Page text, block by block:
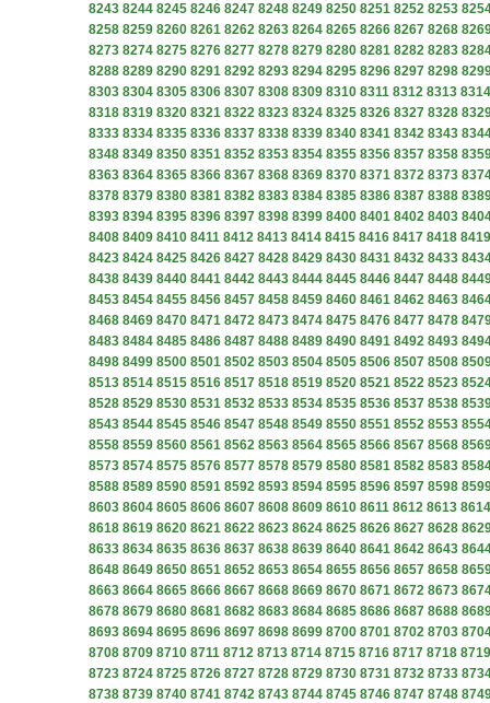
8243 8244 8245 8246 8247 8248 8249 8250 8251 8252 8253
8258 8259 8260 8261 8262 8263 8264 8265 8266 8267 8268
8273 8274 8275 8276 8277 8278 8279 8280 8281 8282 8283
8288 8289 8290 8291 8292 8293 8294 8295 8296 8297 8298
8303 8304 8305 8306 8307 8308 8309 8310 8311 8312 8313 8314
8318 8319 8320 8321 8322 8323 8324 8325 8326 8327 8328
8333 8334 8335 8336 8337 8338 8339 8340 8341 8342 8343
8348 8349 8350 8351 8352 8353 8354 8355 8356 8357 8358
8363 8364 8365 8366 8367 8368 8369 8370 8371 8372 8373
8378 8379 8380 8381 8382 8383 8384 8385 8386 8387 8388
8393 8394 8395 8396 8397 8398 8399 8400 8401 8402 8403
8408 8409 8410 8411 8412 8413 8414 8415 8416 8417 8418 8419
8423 8424 8425 8426 8427 8428 8429 8430 8431 8432 8433
8438 8439 8440 8441 8442 8443 8444 8445 8446 8447 8448
8453 8454 8455 8456 8457 8458 8459 8460 8461 8462 8463
8468 8469 8470 8471 8472 8473 8474 8475 8476 8477 8478
8483 8484 8485 8486 8487 8488 8489 8490 8491 8492 8493
8498 8499 8500 8501 8502 8503 8504 8505 8506 8507 8508
8513 8514 8515 8516 8517 8518 8519 8520 8521 8522 8523
8528 8529 8530 8531 8532 8533 8534 8535 8536 8537 8538
8543 8544 8545 8546 8547 8548 8549 8550 8551 8552 8553
8558 8559 8560 8561 8562 8563 8564 8565 8566 8567 8568
8573 8574 8575 8576 8577 8578 8579 8580 8581 8582 8583
8588 8589 8590 8591 8592 8593 8594 8595 8596 8597 8598
8603 8604 8605 8606 8607 8608 8609 8610 8611 8612 8613 8614
8618 8619 8620 8621 8622 8623 8624 8625 8626 8627 8628
8633 8634 8635 8636 8637 8638 8639 8640 8641 8642 8643
8648 8649 8650 8651 8652 8653 8654 8655 8656 8657 8658
8663 8664 8665 8666 8667 8668 8669 8670 8671 8672 8673
8678 8679 8680 8681 8682 8683 8684 8685 8686 8687 8688
8693 8694 8695 8696 8697 8698 8699 8700 8701 8702 8703
8708 8709 8710 8711 8712 8713 8714 8715 8716 8717 8718 8719
8723 8724 8725 8726 8727 8728 8729 8730 8731 8732 8733
8738 8739 8740 8741 8742 8743 8744 8745 8746 8747 8748